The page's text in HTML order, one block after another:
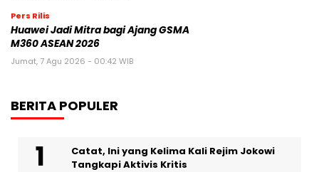
Pers Rilis
Huawei Jadi Mitra bagi Ajang GSMA
M360 ASEAN 2026
Jumat, 7 Agu 2026 - 00:42 WIB
BERITA POPULER
Catat, Ini yang Kelima Kali Rejim Jokowi
Tangkapi Aktivis Kritis